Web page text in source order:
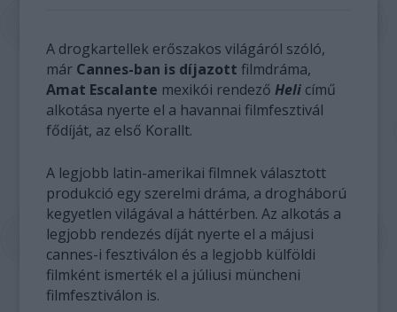
A drogkartellek erőszakos világáról szóló,
már Cannes-ban is díjazott filmdráma,
Amat Escalante mexikói rendező Heli című
alkotása nyerte el a havannai filmfesztivál
fődíját, az első Korallt.
A legjobb latin-amerikai filmnek választott
produkció egy szerelmi dráma, a drogháború
kegyetlen világával a háttérben. Az alkotás a
legjobb rendezés díját nyerte el a májusi
cannes-i fesztiválon és a legjobb külföldi
filmként ismerték el a júliusi müncheni
filmfesztiválon is.